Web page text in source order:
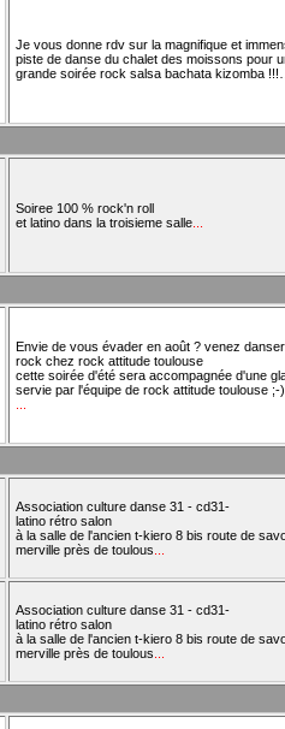
Je vous donne rdv sur la magnifique et
piste de danse du chalet des moissons pour
grande soirée rock salsa bachata kizomba
Soiree 100 % rock'n roll
et latino dans la troisieme salle
Envie de vous évader en août ? venez
rock chez rock attitude toulouse
cette soirée d'été sera accompagnée d'une
servie par l'équipe de rock attitude toulouse ;-)
Association culture danse 31 - cd31-
latino rétro salon
à la salle de l'ancien t-kiero 8 bis route de
merville près de toulous
Association culture danse 31 - cd31-
latino rétro salon
à la salle de l'ancien t-kiero 8 bis route de
merville près de toulous